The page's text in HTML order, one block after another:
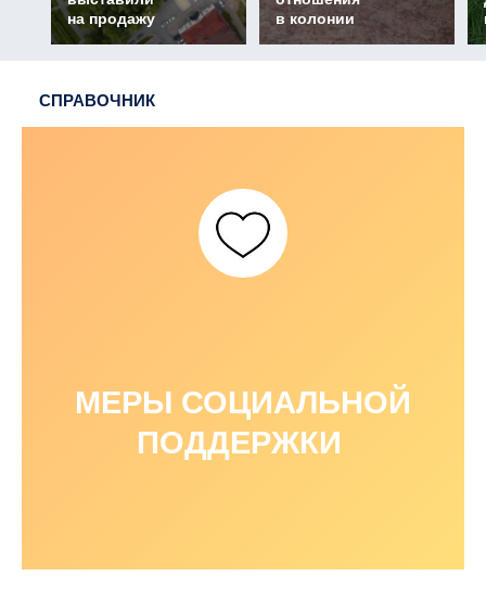
на продажу
в колонии
СПРАВОЧНИК
МЕРЫ СОЦИАЛЬНОЙ
ПОДДЕРЖКИ